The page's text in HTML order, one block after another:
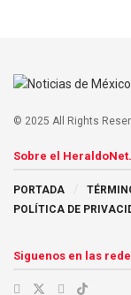
© 2025 All Rights
Sobre el
PORTADA
POLÍTICA DE
Siguenos en las